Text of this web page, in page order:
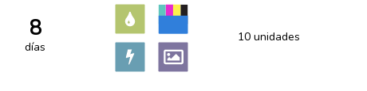
8
días
10 unidades